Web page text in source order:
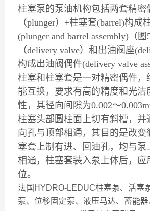
柱塞泵的泵油机构包括两套精密
（plunger）+柱塞套(barrel)构成
(plunger and barrel assembly)（
（delivery valve）和出油阀座
构成出油阀偶件(delivery valve
柱塞和柱塞套是一对精密偶件，
能互换，要求有高的精度和光洁
性，其径向间隙为0.002～
柱塞头部圆柱面上切有斜槽，并
向孔与顶部相通，其目的是改变
塞套上制有进、回油孔，均与泵
相通，柱塞套装入泵上体后，应
位。
法国HYDRO-LEDUC柱塞泵、活塞
泵、位移固定泵、液压马达、蓄能器